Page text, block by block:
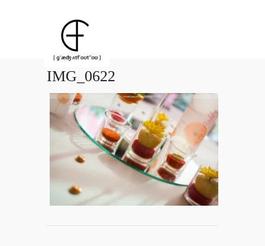
IMG_0622